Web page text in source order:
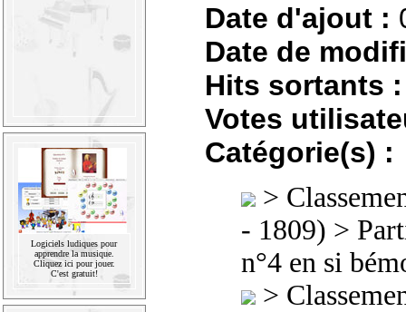
Logiciels ludiques pour
apprendre la musique.
Cliquez ici pour jouer.
C'est gratuit!
Date d'ajout :
Date de
Hits sortants :
Votes
Catégorie(s) :
>
- 1809) >
n°4 en si
>